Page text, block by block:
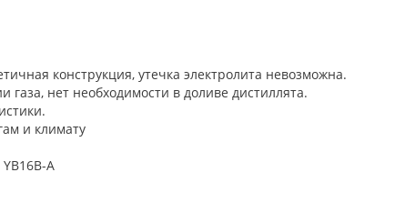
конструкция, утечка электролита невозможна.
газа, нет необходимости в доливе дистиллята.
и климату
YB16B-A